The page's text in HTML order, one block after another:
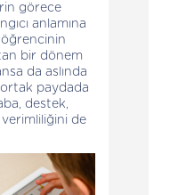
görece
anlamına
bir dönem
da aslında
paydada
destek,
de